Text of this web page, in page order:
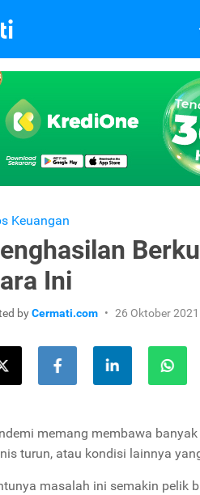
Keuangan
Ini
byCermati.com 26 Oktober 2021
memang membawa
turun, atau kondisi lainnya
masalah ini semakin pelik